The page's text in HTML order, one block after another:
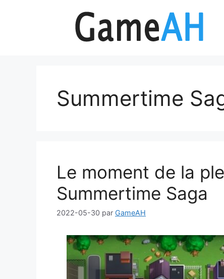
Summertime
Le moment de la
Summertime Saga
2022-05-30 par GameAH